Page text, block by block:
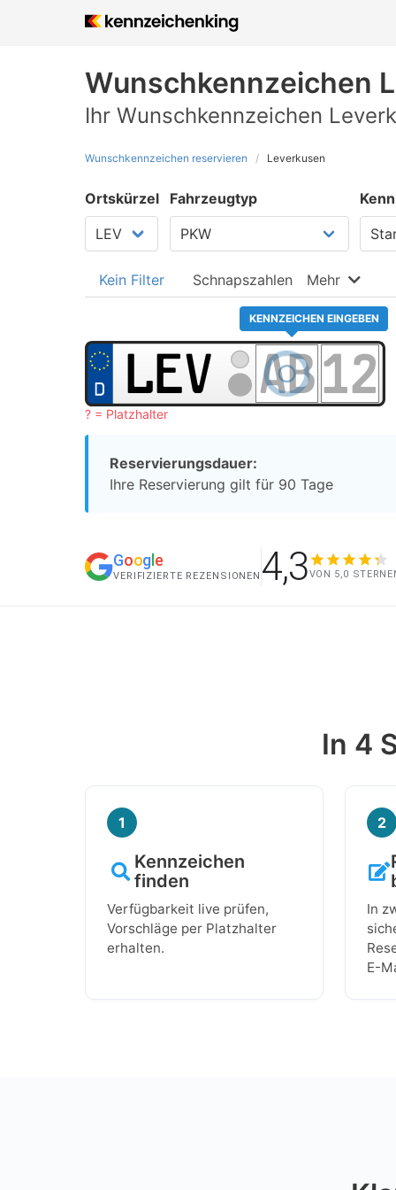
Wunschkennzeichen
Ihr Wunschkennzeichen
Wunschkennzeichen reservieren Leverkusen
Ortskürzel Fahrzeugtyp
Kein Filter Schnapszahlen Mehr
KENNZEICHEN EINGEBEN
? = Platzhalter
Reservierungsdauer:
Ihre Reservierung gilt für 90 Tage
Goog e
VERIFIZIERTE REZENSIONEN 4,3VON 5,0
In 4
1
Kennzeichen
finden
Verfügbarkeit live prüfen,
Vorschläge per Platzhalter
erhalten.
2
In
E-